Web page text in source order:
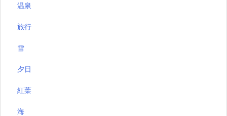
温泉
旅行
雪
夕日
紅葉
海